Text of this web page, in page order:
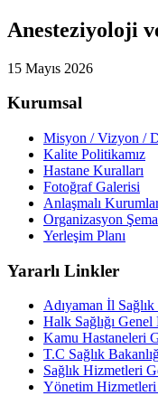
Anesteziyoloji
15 Mayıs 2026
Kurumsal
Misyon / Vizyon /
Kalite Politikamız
Hastane Kuralları
Fotoğraf Galerisi
Anlaşmalı
Organizasyon
Yerleşim Planı
Yararlı Linkler
Adıyaman İl
Halk Sağlığı
Kamu Hastaneleri
T.C Sağlık
Sağlık Hizmetleri
Yönetim